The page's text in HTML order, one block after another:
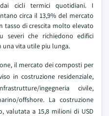
dai cicli termici quotidiani. I
circa il 13,9% del mercato
tasso di crescita molto elevato
severi che richiedono edifici
una vita utile piu lunga.
il mercato dei composti per
in costruzione residenziale,
ingegneria civile,
offshore. La costruzione
valutata a 15,8 milioni di USD